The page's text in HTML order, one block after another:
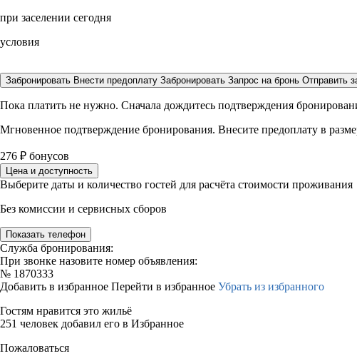
при заселении сегодня
условия
Забронировать Внести предоплату Забронировать Запрос на бронь Отправить
Пока платить не нужно. Сначала дождитесь подтверждения
Мгновенное подтверждение бронирования. Внесите предоплату в
276 ₽ бонусов
Цена и доступность
Выберите даты и количество гостей для расчёта стоимости проживания
Без комиссии и сервисных сборов
Показать телефон
Служба бронирования:
При звонке назовите номер объявления:
№ 1870333
Добавить в избранное Перейти в избранное Убрать из избранного
Гостям нравится это жильё
251 человек добавил его в Избранное
Пожаловаться